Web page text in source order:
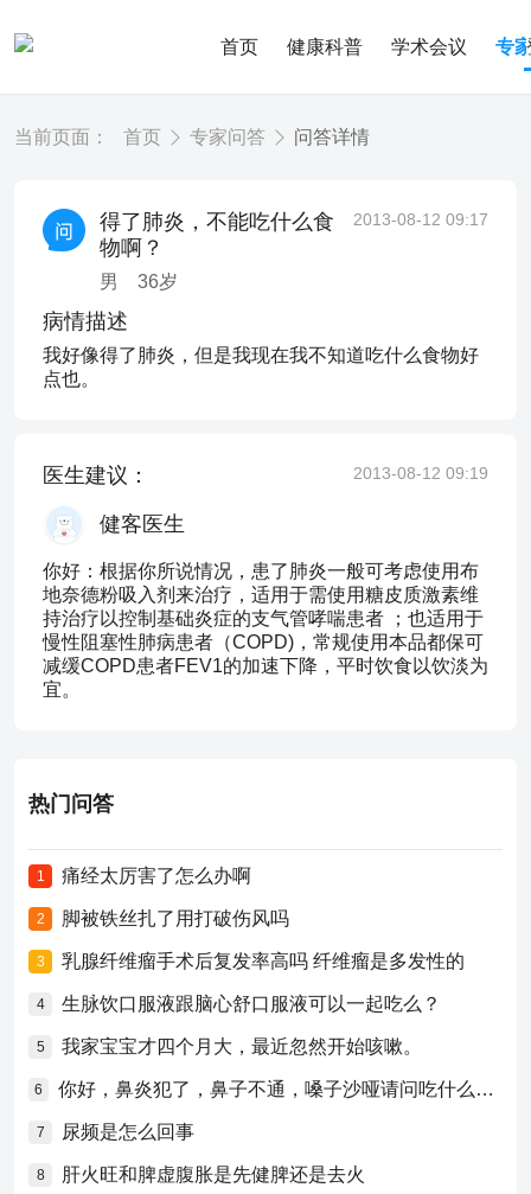
首页 健康科普 学术会议 专
当前页面： 首页 专家问答 问答详情
得了肺炎，不能吃什么食
物啊？
男 36岁
2013-08-12 09:17
病情描述
我好像得了肺炎，但是我现在我不知道吃什么食物好
点也。
医生建议： 2013-08-12 09:19
健客医生
你好：根据你所说情况，患了肺炎一般可考虑使用布
地奈德粉吸入剂来治疗，适用于需使用糖皮质激素维
持治疗以控制基础炎症的支气管哮喘患者 ；也适用于
慢性阻塞性肺病患者（COPD)，常规使用本品都保可
减缓COPD患者FEV1的加速下降，平时饮食以饮淡为
宜。
热门问答
1 痛经太厉害了怎么办啊
2 脚被铁丝扎了用打破伤风吗
3 乳腺纤维瘤手术后复发率高吗 纤维瘤是多发性的
4 生脉饮口服液跟脑心舒口服液可以一起吃么？
5 我家宝宝才四个月大，最近忽然开始咳嗽。
6 你好，鼻炎犯了，鼻子不通，嗓子沙哑请问吃什么药比较好？
7 尿频是怎么回事
8 肝火旺和脾虚腹胀是先健脾还是去火